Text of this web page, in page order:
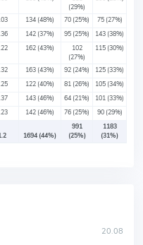
(29%)
134 (48%) 70 (25%) 75 (27%)
142 (37%) 95 (25%) 143 (38%)
162 (43%)
102
(27%)
115 (30%)
163 (43%) 92 (24%) 125 (33%)
122 (40%) 81 (26%) 105 (34%)
143 (46%) 64 (21%) 101 (33%)
142 (46%) 76 (25%) 90 (29%)
1694 (44%)
991
(25%)
1183
(31%)
20.08